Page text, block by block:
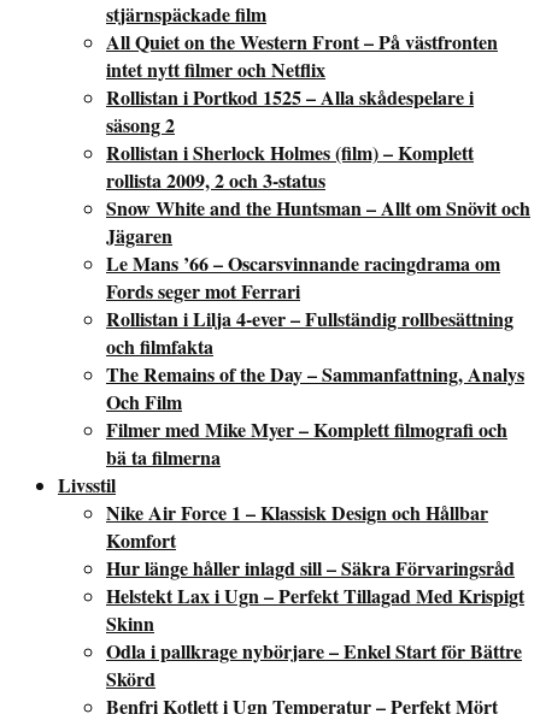
stjärnspäckade film
All Quiet on the Western Front – På västfronten
intet nytt filmer och Netflix
Rollistan i Portkod 1525 – Alla skådespelare i
säsong 2
Rollistan i Sherlock Holmes (film) – Komplett
rollista 2009, 2 och 3-status
Snow White and the Huntsman – Allt om Snövit och
Jägaren
Le Mans ’66 – Oscarsvinnande racingdrama om
Fords seger mot Ferrari
Rollistan i Lilja 4-ever – Fullständig rollbesättning
och filmfakta
The Remains of the Day – Sammanfattning, Analys
Och Film
Filmer med Mike Myer – Komplett filmografi och
bä ta filmerna
Livsstil
Nike Air Force 1 – Klassisk Design och Hållbar
Komfort
Hur länge håller inlagd sill – Säkra Förvaringsråd
Helstekt Lax i Ugn – Perfekt Tillagad Med Krispigt
Skinn
Odla i pallkrage nybörjare – Enkel Start för Bättre
Skörd
Benfri Kotlett i Ugn Temperatur – Perfekt Mört